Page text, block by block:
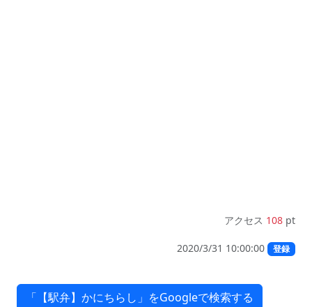
アクセス 108 pt
2020/3/31 10:00:00 登録